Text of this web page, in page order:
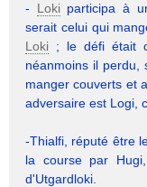
- Lokiparticipa à
serait celui qui
Loki ; le défi était
néanmoins il perdu,
manger couverts et
adversaire est Logi,
-Thialfi, réputé être
la course par
d'Utgardloki.